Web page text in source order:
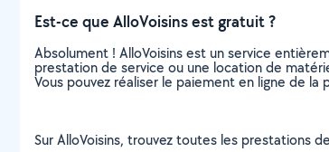
Est-ce que AlloVoisins est gratuit ?
Absolument ! AlloVoisins est un service
prestation de service ou une location de
Vous pouvez réaliser le paiement en ligne de
Sur AlloVoisins, trouvez toutes les prestations